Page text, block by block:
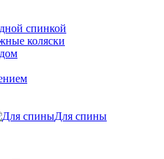
спинкой
коляски
Для спины